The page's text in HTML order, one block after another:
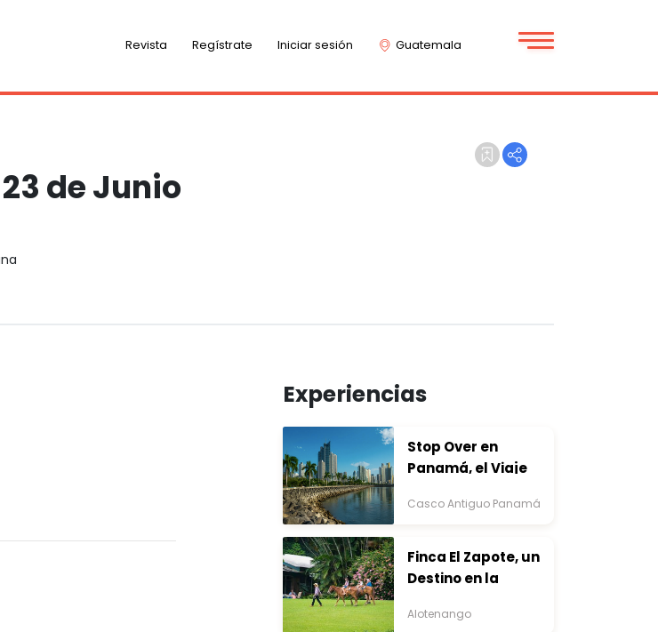
Revista Regístrate Iniciar sesión Guatemala
de Junio
Experiencias
Stop Over en
Panamá, el Viaje
Destino
Casco Antiguo Panamá
Finca El Zapote, un
Destino en la
Arte y Naturaleza
Alotenango